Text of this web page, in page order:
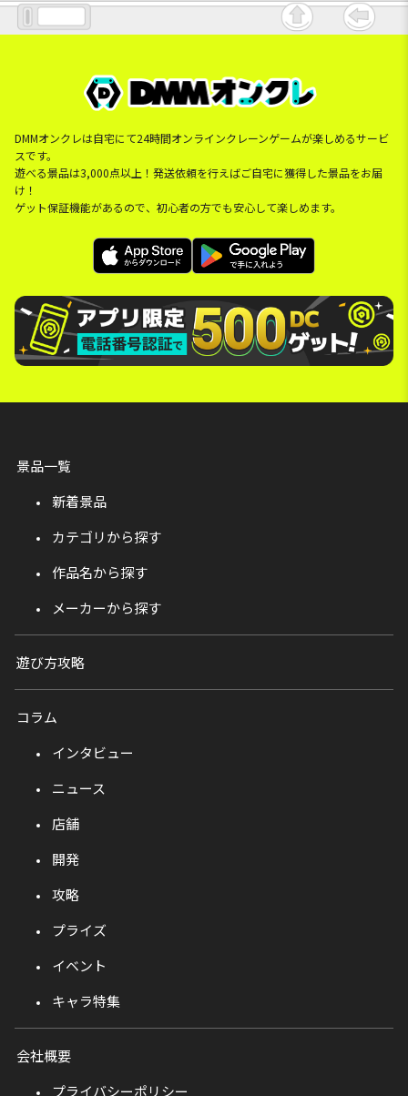
DMMオンクレは自宅にて24時間オンラインクレーンゲームが楽しめるサービ
スです。
遊べる景品は3,000点以上！発送依頼を行えばご自宅に獲得した景品をお届
け！
ゲット保証機能があるので、初心者の方でも安心して楽しめます。
景品一覧
新着景品
カテゴリから探す
作品名から探す
メーカーから探す
遊び方攻略
コラム
インタビュー
ニュース
店舗
開発
攻略
プライズ
イベント
キャラ特集
会社概要
プライバシーポリシー